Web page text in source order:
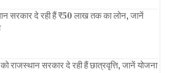
सरकार दे रही हैं ₹50 लाख तक का लोन, जानें
राजस्थान सरकार दे रही हैं छात्रवृत्ति, जानें योजना